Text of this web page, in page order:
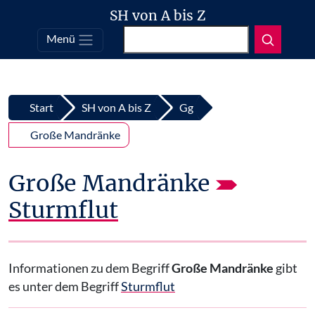
Top
Zum Inhalt springen
SH von A bis Z
Menü
Start SH von A bis Z Gg
Große Mandränke
Große Mandränke
Sturmflut
Informationen zu dem BegriffGroße Mandränke gibt
es unter dem BegriffSturmflut